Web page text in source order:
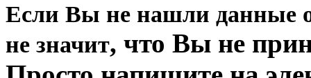
Если Вы не нашли данные
не значит, что Вы не